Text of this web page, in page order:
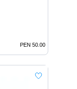
PEN 50.00